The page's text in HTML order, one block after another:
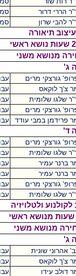
סמינר
ה
סמינר
ג
עבודה מעשית א
עבודה מעשית ה
עבודה מעשית ב
עבודה מעשית ג
עודד
עבודה מעשית ב
עבודה מעשית ה
עבודה מעשית ב
עבודה מעשית ד
עבודה מעשית ד
עבודה מעשית
עבודה מעשית
עבודה מעשית ד
עבודה מעשית ה
עבודה מעשית א